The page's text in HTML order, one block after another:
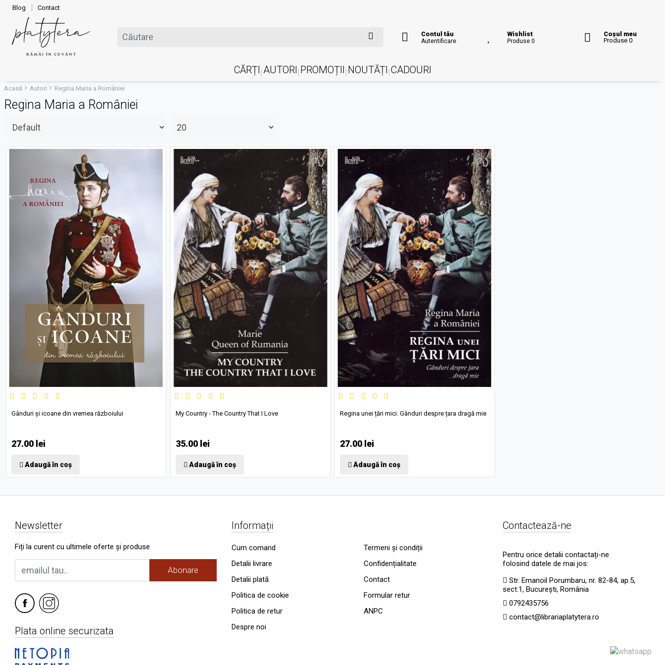
Blog Contact
Contul tău
Autentificare
Wishlist
Produse 0
Coșul meu
Produse 0
CĂRȚI AUTORI PROMOȚII NOUTĂȚI CADOURI
Acasă Autori Regina Maria a României
Regina Maria a României
Gânduri și icoane din vremea războiului
27.00 lei
Adaugă în coș
My Country - The Country That I Love
35.00 lei
Adaugă în coș
Regina unei țări mici. Gânduri despre țara dragă mie
27.00 lei
Adaugă în coș
Newsletter
Fiți la curent cu ultimele oferte și produse
Abonare
Plata online securizata
Informații
Cum comand
Detalii livrare
Detalii plată
Politica de cookie
Politica de retur
Despre noi
Termeni și condiții
Confidențialitate
Contact
Formular retur
ANPC
Contactează-ne
Pentru orice detalii contactați-ne
folosind datele de mai jos:
Str. Emanoil Porumbaru, nr. 82-84, ap.5,
sect.1, București, România
0792435756
contact@librariaplatytera.ro